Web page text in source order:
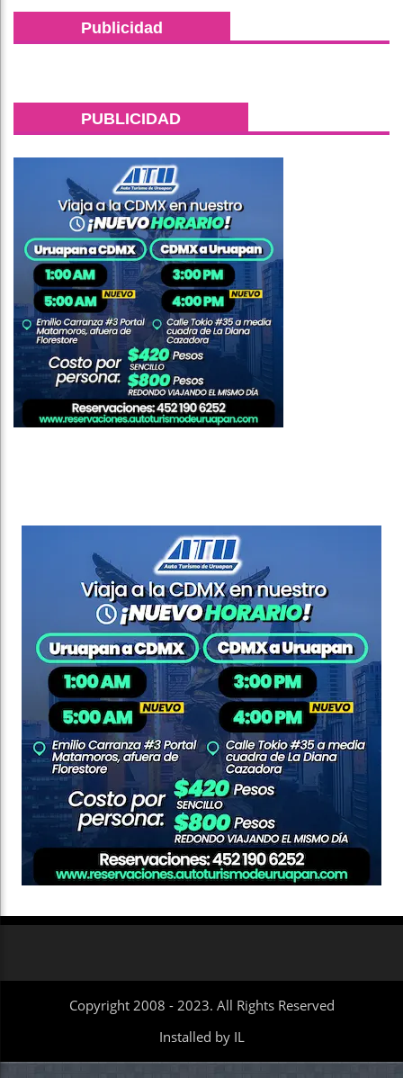
Publicidad
PUBLICIDAD
Copyright 2008 - 2023. All Rights Reserved
Installed by IL